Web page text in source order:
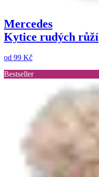
Mercedes
Kytice rudých růží
od 99 Kč
Bestseller